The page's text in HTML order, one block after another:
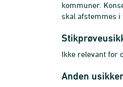
kommuner.
skal afstemmes
Ikke relevant for
Anden